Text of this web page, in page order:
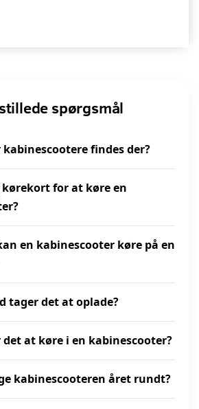
spørgsmål
findes der?
kørekort for at køre en
en kabinescooter køre på en
tager det at oplade?
det at køre i en kabinescooter?
kabinescooteren året rundt?